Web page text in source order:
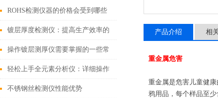
ROHS检测仪器的价格会受到哪些
因素的影响
镀层厚度检测仪：提高生产效率的
有效工具
操作镀层测厚仪需要掌握的一些常
识
轻松上手全元素分析仪：详细操作
指南
不锈钢丝检测仪性能优势
产品介绍 相
重金属危害
重金属是危害儿童健
鸦用品，每个样品至